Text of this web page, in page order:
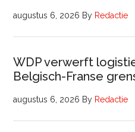
augustus 6, 2026 By Redactie
WDP verwerft
Belgisch-Franse
augustus 6, 2026 By Redactie